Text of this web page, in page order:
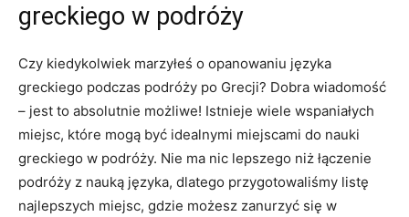
greckiego⁤ w podróży
Czy kiedykolwiek marzyłeś ​o opanowaniu języka
greckiego podczas podróży po Grecji?​ Dobra ⁢wiadomość
– jest to absolutnie możliwe! Istnieje wiele wspaniałych
‍miejsc, które mogą być ⁣idealnymi miejscami do nauki
greckiego w podróży. Nie ma nic lepszego niż łączenie
podróży z nauką⁤ języka, dlatego przygotowaliśmy listę
najlepszych miejsc, gdzie możesz⁤ zanurzyć się ‌w